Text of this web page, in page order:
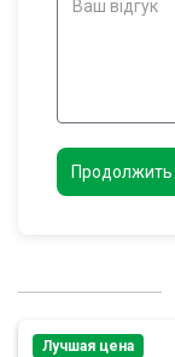
Продолжить
Лучшая цена